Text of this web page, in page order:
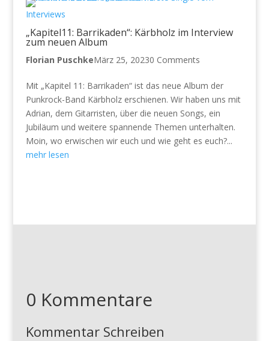
Interviews
„Kapitel11: Barrikaden“: Kärbholz im Interview
zum neuen Album
Florian PuschkeMärz 25, 20230 Comments
Mit „Kapitel 11: Barrikaden“ ist das neue Album der
Punkrock-Band Kärbholz erschienen. Wir haben uns mit
Adrian, dem Gitarristen, über die neuen Songs, ein
Jubiläum und weitere spannende Themen unterhalten.
Moin, wo erwischen wir euch und wie geht es euch?...
mehr lesen
0 Kommentare
Kommentar Schreiben